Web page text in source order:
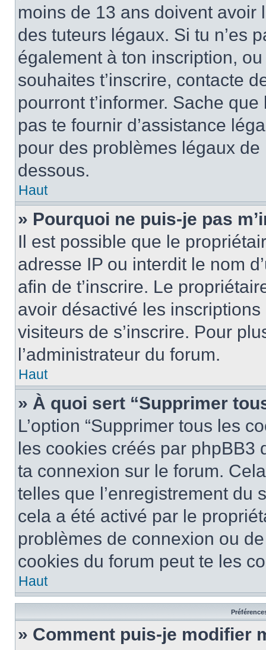
moins de 13 ans doivent
des tuteurs légaux. Si tu n’es
également à ton inscription,
souhaites t’inscrire, contacte
pourront t’informer. Sache
pas te fournir d’assistance
pour des problèmes légaux
dessous.
Haut
» Pourquoi ne puis-je pas
Il est possible que le
adresse IP ou interdit le nom
afin de t’inscrire. Le
avoir désactivé les
visiteurs de s’inscrire. Pour
l’administrateur du forum.
Haut
» À quoi sert “Supprimer
L’option “Supprimer tous les
les cookies créés par phpBB3
ta connexion sur le forum.
telles que l’enregistrement du
cela a été activé par le
problèmes de connexion ou
cookies du forum peut te les
Haut
» Comment puis-je modifier